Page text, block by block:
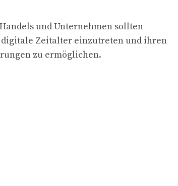
und Unternehmen sollten
digitale Zeitalter einzutreten und ihren
zu ermöglichen.